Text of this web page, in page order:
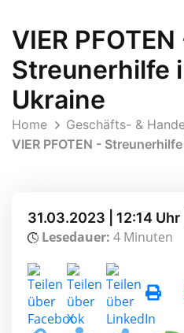
VIER PFOTEN
Streunerhilfe
Ukraine
Home
Geschäfts- &
VIER PFOTEN -
31.03.2023 | 12:14 Uhr
Lesedauer: 4 Minuten